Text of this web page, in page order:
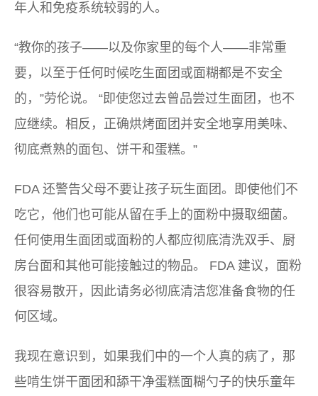
年人和免疫系统较弱的人。
“教你的孩子——以及你家里的每个人——非常重
要，以至于任何时候吃生面团或面糊都是不安全
的，”劳伦说。 “即使您过去曾品尝过生面团，也不
应继续。相反，正确烘烤面团并安全地享用美味、
彻底煮熟的面包、饼干和蛋糕。”
FDA 还警告父母不要让孩子玩生面团。即使他们不
吃它，他们也可能从留在手上的面粉中摄取细菌。
任何使用生面团或面粉的人都应彻底清洗双手、厨
房台面和其他可能接触过的物品。 FDA 建议，面粉
很容易散开，因此请务必彻底清洁您准备食物的任
何区域。
我现在意识到，如果我们中的一个人真的病了，那
些啃生饼干面团和舔干净蛋糕面糊勺子的快乐童年